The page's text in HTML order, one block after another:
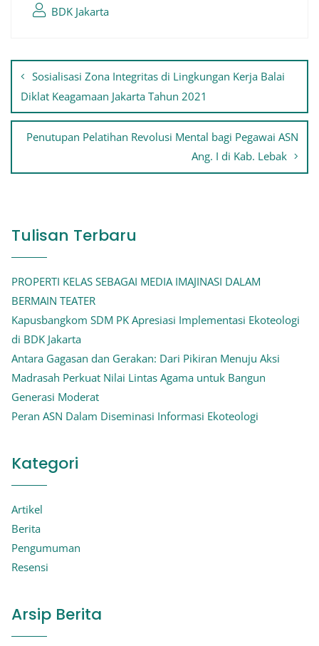
BDK Jakarta
Navigasi
pos
Sosialisasi Zona Integritas di Lingkungan Kerja Balai
Diklat Keagamaan Jakarta Tahun 2021
Penutupan Pelatihan Revolusi Mental bagi Pegawai ASN
Ang. I di Kab. Lebak
Tulisan Terbaru
PROPERTI KELAS SEBAGAI MEDIA IMAJINASI DALAM
BERMAIN TEATER
Kapusbangkom SDM PK Apresiasi Implementasi Ekoteologi
di BDK Jakarta
Antara Gagasan dan Gerakan: Dari Pikiran Menuju Aksi
Madrasah Perkuat Nilai Lintas Agama untuk Bangun
Generasi Moderat
Peran ASN Dalam Diseminasi Informasi Ekoteologi
Kategori
Artikel
Berita
Pengumuman
Resensi
Arsip Berita